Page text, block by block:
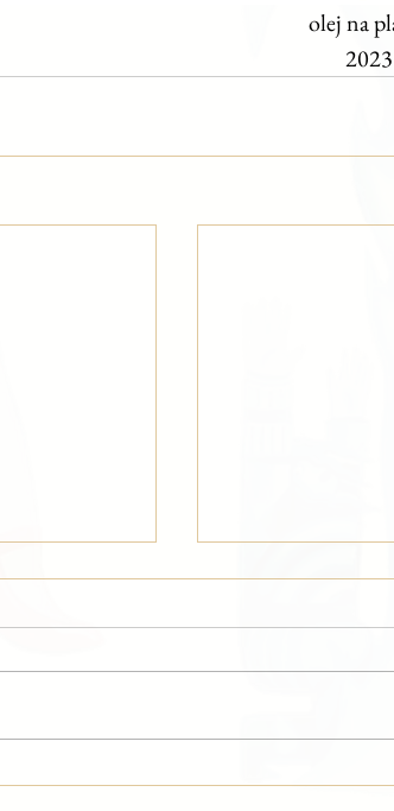
olej na
2023